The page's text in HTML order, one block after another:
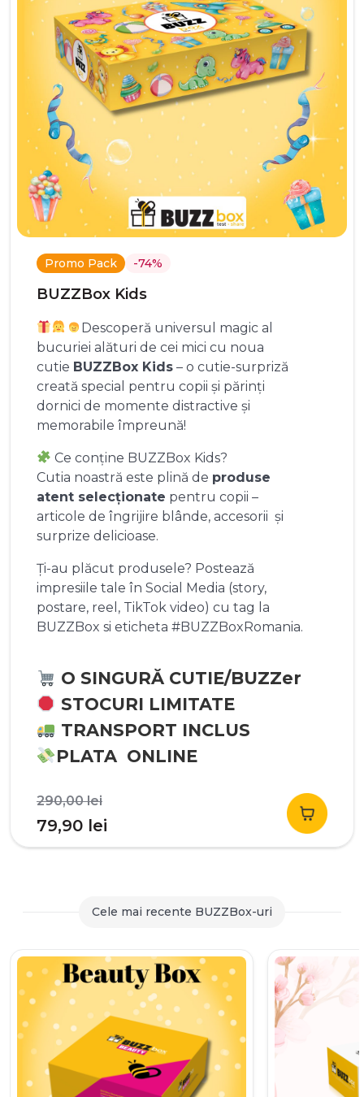
Promo Pack -74%
BUZZBox Kids
Descoperă universul magic al
bucuriei alături de cei mici cu noua
cutie BUZZBox Kids – o cutie-surpriză
creată special pentru copii și părinți
dornici de momente distractive și
memorabile împreună!
Ce conține BUZZBox Kids?
Cutia noastră este plină de produse
atent selecționate pentru copii –
articole de îngrijire blânde, accesorii și
surprize delicioase.
Ți-au plăcut produsele? Postează
impresiile tale în Social Media (story,
postare, reel, TikTok video) cu tag la
BUZZBox si eticheta #BUZZBoxRomania.
O SINGURĂ CUTIE/BUZZer
STOCURI LIMITATE
TRANSPORT INCLUS
PLATA ONLINE
290,00leiPrețul
inițial
a
290,00 lei.
79,90 lei
curent
79,90 lei.
Cele mai recente BUZZBox-uri